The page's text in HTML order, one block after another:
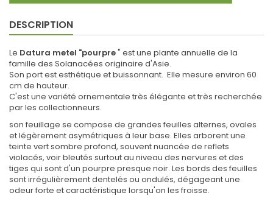
DESCRIPTION
Le Datura metel "pourpre" est une plante annuelle de la
famille des Solanacées originaire d'Asie.
Son port est esthétique et buissonnant. Elle mesure environ 60
cm de hauteur.
C'est une variété ornementale très élégante et très recherchée
par les collectionneurs.
son feuillage se compose de grandes feuilles alternes, ovales
et légèrement asymétriques à leur base. Elles arborent une
teinte vert sombre profond, souvent nuancée de reflets
violacés, voir bleutés surtout au niveau des nervures et des
tiges qui sont d'un pourpre presque noir. Les bords des feuilles
sont irrégulièrement dentelés ou ondulés, dégageant une
odeur forte et caractéristique lorsqu'on les froisse.